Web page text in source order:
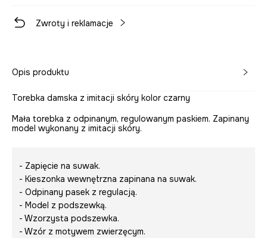
Zwroty i reklamacje
Opis produktu
Torebka damska z imitacji skóry kolor czarny
Mała torebka z odpinanym, regulowanym paskiem. Zapinany
model wykonany z imitacji skóry.
- Zapięcie na suwak.
- Kieszonka wewnętrzna zapinana na suwak.
- Odpinany pasek z regulacją.
- Model z podszewką.
- Wzorzysta podszewka.
- Wzór z motywem zwierzęcym.